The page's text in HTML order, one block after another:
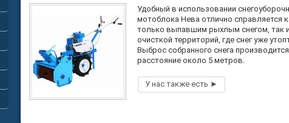
Удобный в использовании
мотоблока Нева отлично справляется
только выпавшим рыхлым снегом, так
очисткой территорий, где снег уже
Выброс собранного снега
расстояние около 5 метров.